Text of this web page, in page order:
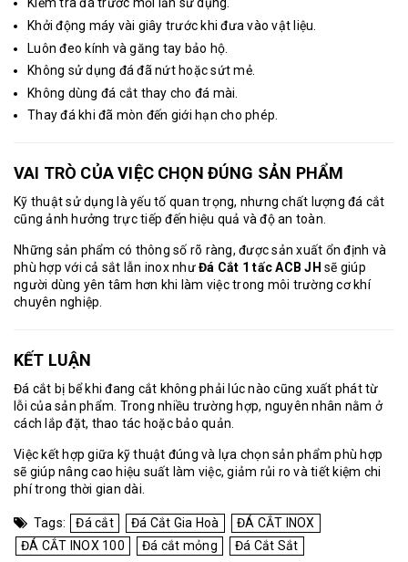
Kiểm tra đá trước mỗi lần sử dụng.
Khởi động máy vài giây trước khi đưa vào vật liệu.
Luôn đeo kính và găng tay bảo hộ.
Không sử dụng đá đã nứt hoặc sứt mẻ.
Không dùng đá cắt thay cho đá mài.
Thay đá khi đã mòn đến giới hạn cho phép.
VAI TRÒ CỦA VIỆC CHỌN ĐÚNG SẢN PHẨM
Kỹ thuật sử dụng là yếu tố quan trọng, nhưng chất lượng đá cắt
cũng ảnh hưởng trực tiếp đến hiệu quả và độ an toàn.
Những sản phẩm có thông số rõ ràng, được sản xuất ổn định và
phù hợp với cả sắt lẫn inox nhưĐá Cắt 1 tấc ACB JH sẽ giúp
người dùng yên tâm hơn khi làm việc trong môi trường cơ khí
chuyên nghiệp.
KẾT LUẬN
Đá cắt bị bể khi đang cắt không phải lúc nào cũng xuất phát từ
lỗi của sản phẩm. Trong nhiều trường hợp, nguyên nhân nằm ở
cách lắp đặt, thao tác hoặc bảo quản.
Việc kết hợp giữa kỹ thuật đúng và lựa chọn sản phẩm phù hợp
sẽ giúp nâng cao hiệu suất làm việc, giảm rủi ro và tiết kiệm chi
phí trong thời gian dài.
Tags: Đá cắt Đá Cắt Gia Hoà
ĐÁ CẮT INOX
ĐÁ CẮT INOX 100
Đá cắt mỏng Đá Cắt Sắt